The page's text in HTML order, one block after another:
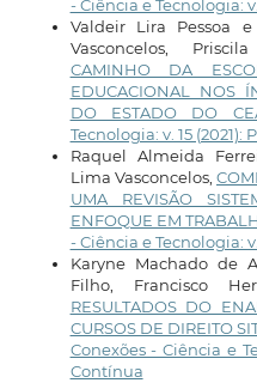
- Ciência e Tecnologia:
Valdeir Lira Pessoa
Vasconcelos,
CAMINHO DA
EDUCACIONAL NOS
DO ESTADO DO
Tecnologia: v. 15
Raquel Almeida
Lima Vasconcelos,
UMA REVISÃO
ENFOQUE EM
- Ciência e Tecnologia:
Karyne Machado de
Filho, Francisco
RESULTADOS DO
CURSOS DE DIREITO
Conexões - Ciência e
Contínua